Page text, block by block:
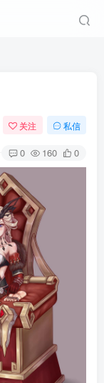
关注 私信
0 160 0